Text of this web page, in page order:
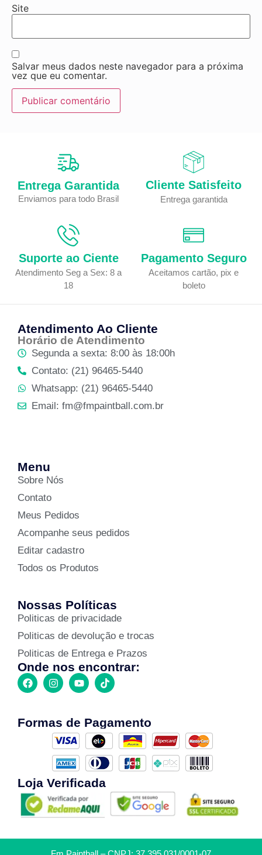
Site
Salvar meus dados neste navegador para a próxima
vez que eu comentar.
Entrega Garantida
Enviamos para todo Brasil
Cliente Satisfeito
Entrega garantida
Suporte ao Ciente
Atendimento Seg a Sex: 8 a
18
Pagamento Seguro
Aceitamos cartão, pix e
boleto
Atendimento Ao Cliente
Horário de Atendimento
Segunda a sexta: 8:00 às 18:00h
Contato: (21) 96465-5440
Whatsapp: (21) 96465-5440
Email: fm@fmpaintball.com.br
Menu
Sobre Nós
Contato
Meus Pedidos
Acompanhe seus pedidos
Editar cadastro
Todos os Produtos
Nossas Políticas
Politicas de privacidade
Politicas de devolução e trocas
Politicas de Entrega e Prazos
Onde nos encontrar:
Formas de Pagamento
Loja Verificada